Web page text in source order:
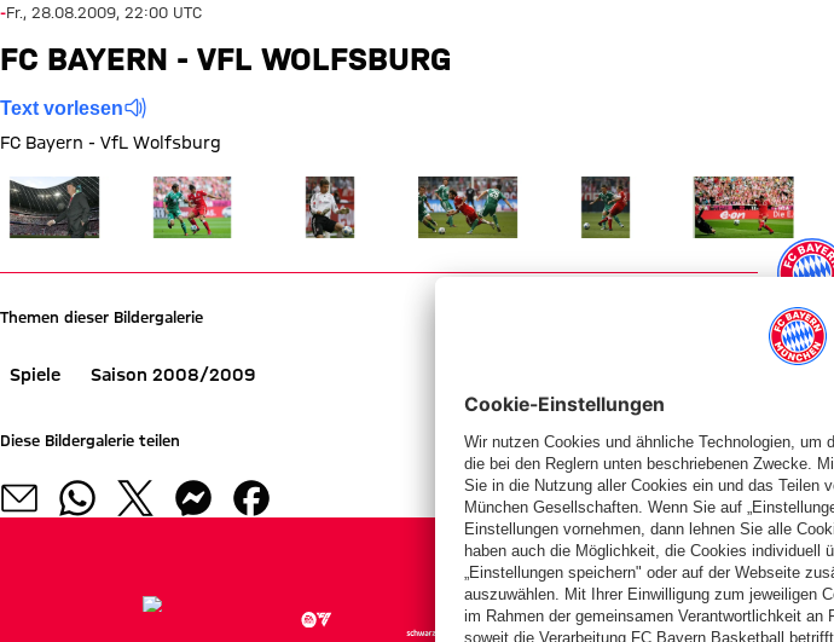
-Fr., 28.08.2009, 22:00 UTC
FC BAYERN - VFL WOLFSBURG
Text vorlesen
FC Bayern - VfL Wolfsburg
Zeige in voller GrößeZeige in voller GrößeZeige in voller GrößeZeige in voller GrößeZeige in voller GrößeZeige in voller
Themen dieser Bildergalerie
Spiele Saison 2008/2009
Diese Bildergalerie teilen